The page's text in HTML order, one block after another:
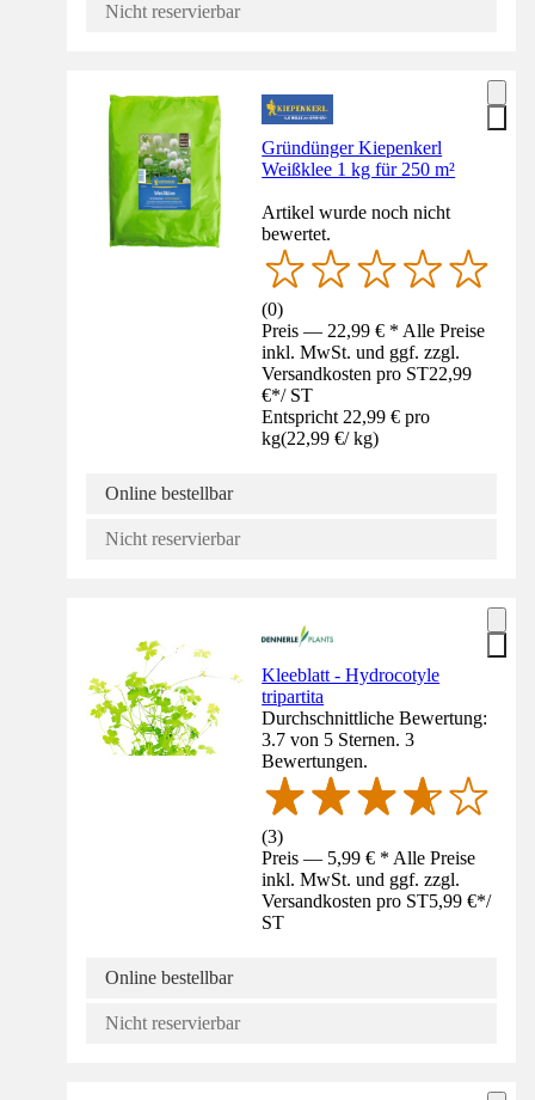
Nicht reservierbar
Gründünger Kiepenkerl
Weißklee 1 kg für 250 m²
Artikel wurde noch nicht
bewertet.
(0)
Preis — 22,99 € * Alle Preise
inkl. MwSt. und ggf. zzgl.
Versandkosten pro ST22,99
€*/ ST
Entspricht 22,99 € pro
kg(22,99 €/ kg)
Online bestellbar
Nicht reservierbar
Kleeblatt - Hydrocotyle
tripartita
Durchschnittliche Bewertung:
3.7 von 5 Sternen. 3
Bewertungen.
(3)
Preis — 5,99 € * Alle Preise
inkl. MwSt. und ggf. zzgl.
Versandkosten pro ST5,99 €*/
ST
Online bestellbar
Nicht reservierbar